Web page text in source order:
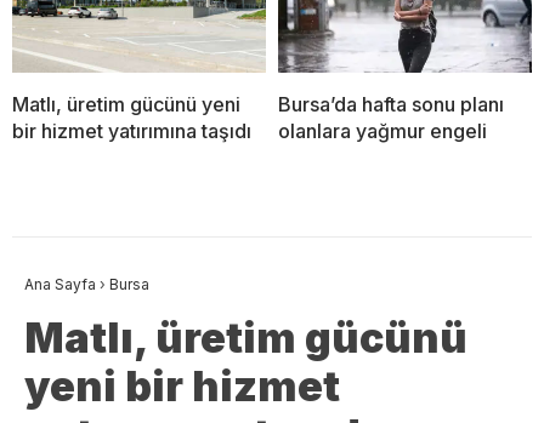
Matlı, üretim gücünü yeni
bir hizmet yatırımına taşıdı
Bursa’da hafta sonu planı
olanlara yağmur engeli
Ana Sayfa › Bursa
Matlı, üretim gücünü
yeni bir hizmet